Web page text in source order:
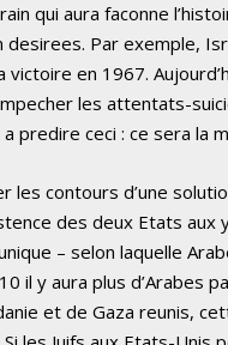
qui aura faconne
desirees. Par exemple,
victoire en 1967.
les attentats-
predire ceci : ce sera la
les contours d’une
des deux Etats aux
– selon laquelle
il y aura plus d’Arabes
et de Gaza reunis,